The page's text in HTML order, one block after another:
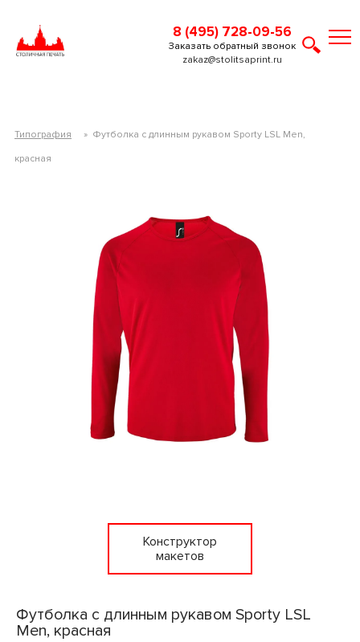
8 (495) 728-09-56
zakaz@stolitsaprint.ru
Заказать обратный звонок
Типография » Футболка с длинным рукавом Sporty LSL Men,
красная
Конструктор
макетов
Футболка с длинным рукавом Sporty LSL
Men, красная